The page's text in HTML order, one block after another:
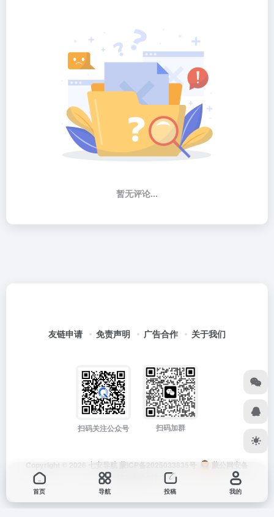
暂无评论...
友链申请 免责声明 广告合作 关于我们
扫码关注公众号 扫码加群
Copyright © 2026 七安导航 蒙ICP备2025033835号
蒙公网安备
15012202000171号
首页 导航 投稿 我的